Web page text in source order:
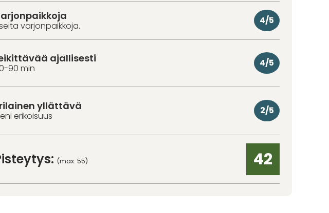
varjonpaikkoja. 4/5
ajallisesti
90 min 4/5
yllättävä
erikoisuus 2/5
(max. 55) 42